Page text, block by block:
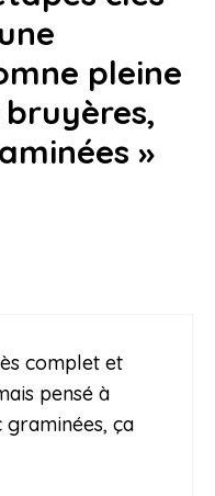
pleine
»
complet et
pensé à
ça